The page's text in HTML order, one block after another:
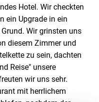
Hotel. Wir checkten
ein Upgrade in ein
Wir grinsten uns
diesem Zimmer und
zu sein, dachten
Reise" unsere
wir uns sehr.
mit herrlichem